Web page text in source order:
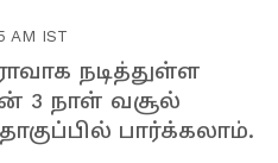
AM IST
நடித்துள்ள
3 நாள் வசூல்
பார்க்கலாம்.